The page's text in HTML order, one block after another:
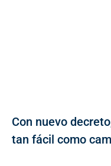
Con nuevo
tan fácil como